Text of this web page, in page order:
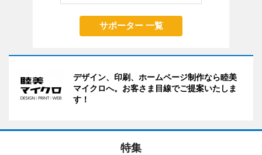
サポーター 一覧
デザイン、印刷、ホームページ制作なら睦美
マイクロへ。お客さま目線でご提案いたしま
す！
特集